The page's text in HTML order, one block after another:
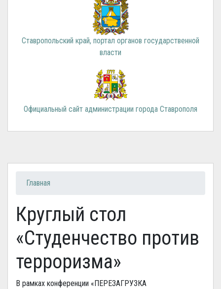
Ставропольский край, портал органов государственной
власти
Официальный сайт администрации города Ставрополя
Вы здесь
Главная
Круглый стол
«Студенчество против
терроризма»
В рамках конференции «ПЕРЕЗАГРУЗКА